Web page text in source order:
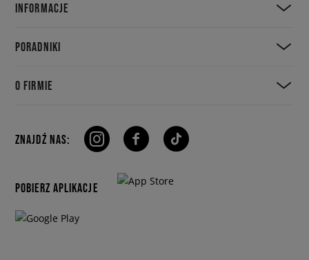
INFORMACJE
PORADNIKI
O FIRMIE
ZNAJDŹ NAS:
POBIERZ APLIKACJE